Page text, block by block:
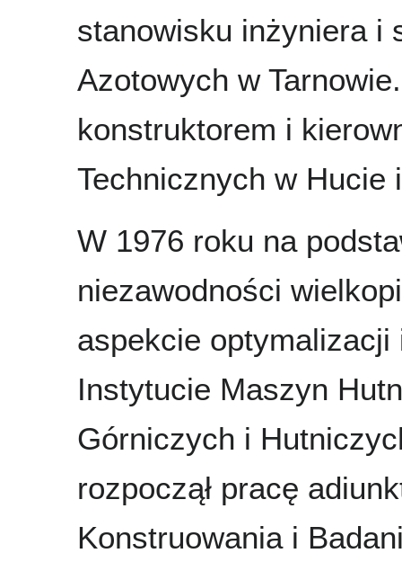
stanowisku inżyniera i
Azotowych w
konstruktorem i
Technicznych w Hucie
W 1976 roku na
niezawodności
aspekcie
Instytucie Maszyn
Górniczych i
rozpoczął pracę
Konstruowania i